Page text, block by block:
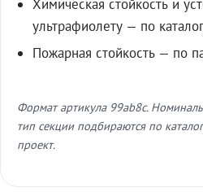
Химическая стойкость и
ультрафиолету — по
Пожарная стойкость — по
Формат артикула 99ab8c.
тип секции подбираются по
проект.